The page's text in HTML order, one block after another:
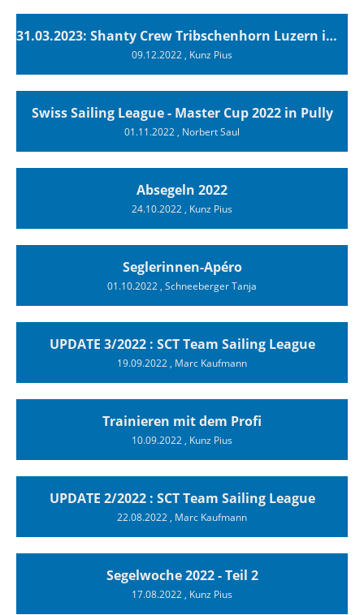
31.03.2023: Shanty Crew Tribschenhorn Luzern im Stadtkeller
09.12.2022, Kunz Pius
Swiss Sailing League - Master Cup 2022 in Pully
01.11.2022, Norbert Saul
Absegeln 2022
24.10.2022, Kunz Pius
Seglerinnen-Apéro
01.10.2022, Schneeberger Tanja
UPDATE 3/2022 : SCT Team Sailing League
19.09.2022, Marc Kaufmann
Trainieren mit dem Profi
10.09.2022, Kunz Pius
UPDATE 2/2022 : SCT Team Sailing League
22.08.2022, Marc Kaufmann
Segelwoche 2022 - Teil 2
17.08.2022, Kunz Pius